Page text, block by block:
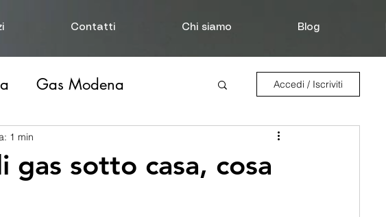
Contatti Chi siamo Blog
Gas Modena Accedi / Iscriviti
gas sotto casa, cosa
1 min